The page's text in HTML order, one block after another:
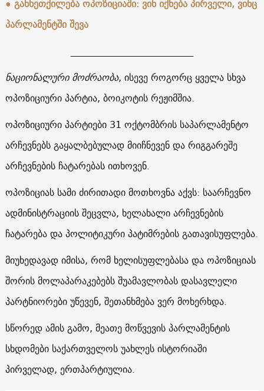
● განხეთქილება ოპოზიციაში: ვინ იქნება პირველი, ვინც
პარლამენტში შევა
ნაციონალური მოძრაობა, ისევე როგორც ყველა სხვა
ოპოზიციური პარტია, ბოიკოტის რეჟიმშია.
ოპოზიციური პარტიები 31 ოქტომბრის საპარლამენტო
არჩევნებს გაყალბებულად მიიჩნევენ და რიგგარეშე
არჩევნების ჩატარებას ითხოვენ.
ოპოზიციას სამი ძირითადი მოთხოვნა აქვს: საარჩევნო
ადმინისტრაციის შეცვლა, ხელახალი არჩევნების
ჩატარება და პოლიტიკური პატიმრების გათავისუფლება.
მიუხედავად იმისა, რომ ხელისუფლებასა და ოპოზიციას
შორის მოლაპარაკებებს შუამავლობას დასავლელი
პარტნიორები უწევენ, შეთანხმება ვერ მოხერხდა.
სწორედ ამის გამო, მეათე მოწვევის პარლამენტის
სხდომები საქართველოს უახლეს ისტორიაში
პირველად, ერთპარტიულია.